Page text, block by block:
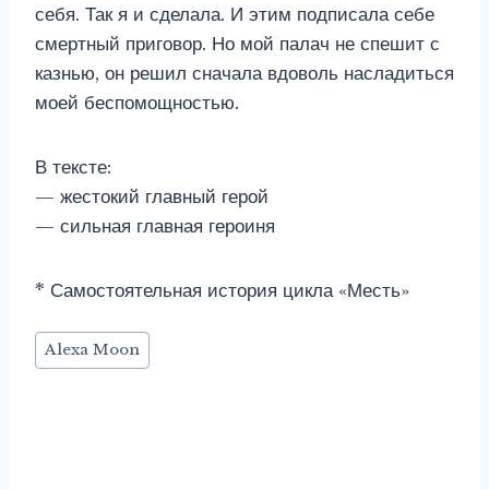
себя. Так я и сделала. И этим подписала себе
смертный приговор. Но мой палач не спешит с
казнью, он решил сначала вдоволь насладиться
моей беспомощностью.
В тексте:
— жестокий главный герой
— сильная главная героиня
* Самостоятельная история цикла «Месть»
Метки
записи:
Alexa Moon